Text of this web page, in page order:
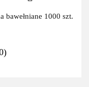
bawełniane 1000 szt.